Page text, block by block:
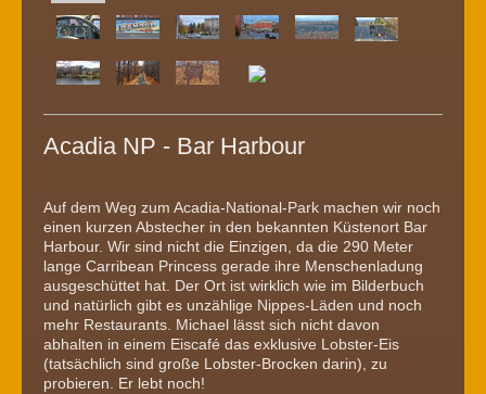
Acadia NP - Bar Harbour
Auf dem Weg zum Acadia-National-Park machen wir noch
einen kurzen Abstecher in den bekannten Küstenort Bar
Harbour. Wir sind nicht die Einzigen, da die 290 Meter
lange Carribean Princess gerade ihre Menschenladung
ausgeschüttet hat. Der Ort ist wirklich wie im Bilderbuch
und natürlich gibt es unzählige Nippes-Läden und noch
mehr Restaurants. Michael lässt sich nicht davon
abhalten in einem Eiscafé das exklusive Lobster-Eis
(tatsächlich sind große Lobster-Brocken darin), zu
probieren. Er lebt noch!